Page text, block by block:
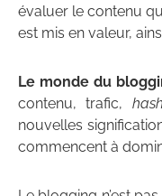
évaluer le contenu
est mis en valeur,
Le monde du
contenu, trafic,
nouvelles
commencent à